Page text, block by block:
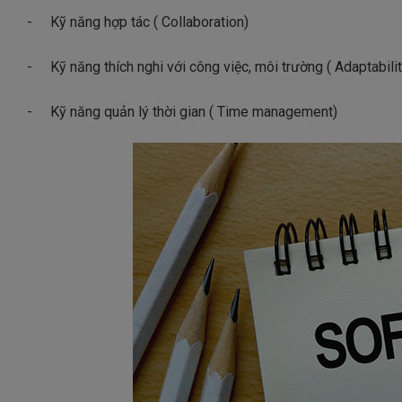
- Kỹ năng hợp tác ( Collaboration)
- Kỹ năng thích nghi với công việc, môi trường (
- Kỹ năng quản lý thời gian ( Time management)